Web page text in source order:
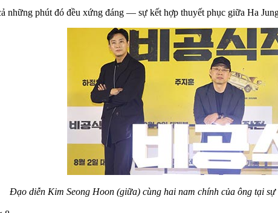
những phút đó đều xứng đáng — sự kết hợp thuyết phục giữa Ha
Đạo diễn Kim Seong Hoon (giữa) cùng hai nam chính của ông tại